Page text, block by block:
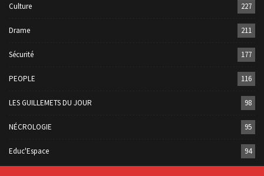
Culture 227
Drame 211
Sécurité 177
PEOPLE 116
LES GUILLEMETS DU JOUR 98
NÉCROLOGIE 95
Educ'Espace 94